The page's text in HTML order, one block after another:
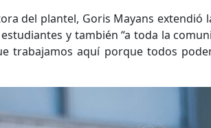
del plantel, Goris Mayans extendió
y también “a toda la
trabajamos aquí porque todos